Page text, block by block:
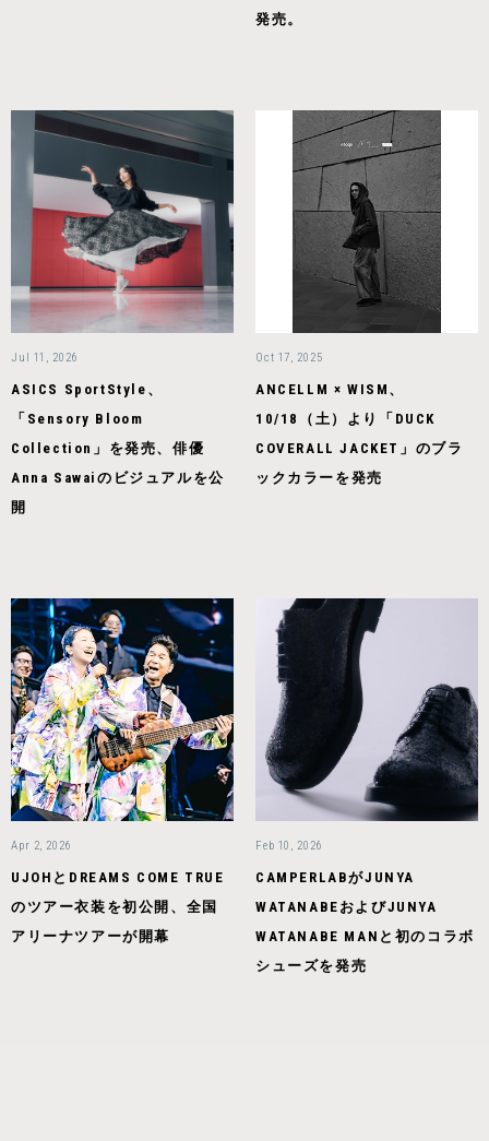
発売。
Jul 11, 2026
ASICS SportStyle、
「Sensory Bloom
Collection」を発売、俳優
Anna Sawaiのビジュアルを公
開
Oct 17, 2025
ANCELLM × WISM、
10/18（土）より「DUCK
COVERALL JACKET」のブラ
ックカラーを発売
Apr 2, 2026
UJOHとDREAMS COME TRUE
のツアー衣装を初公開、全国
アリーナツアーが開幕
Feb 10, 2026
CAMPERLABがJUNYA
WATANABEおよびJUNYA
WATANABE MANと初のコラボ
シューズを発売